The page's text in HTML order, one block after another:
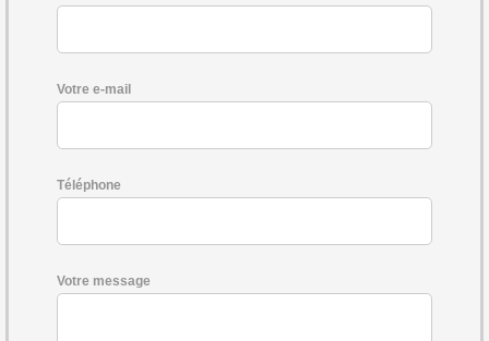
Votre e-mail
Téléphone
Votre message